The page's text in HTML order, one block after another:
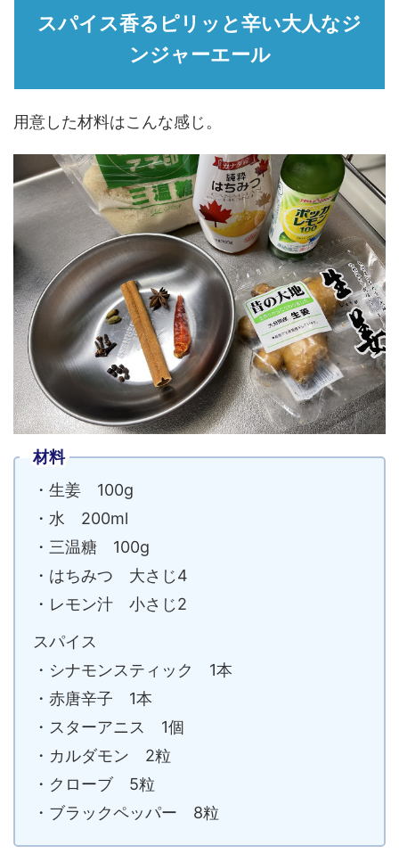
スパイス香るピリッと辛い大人なジ
ンジャーエール
用意した材料はこんな感じ。
材料
・生姜 100g
・水 200ml
・三温糖 100g
・はちみつ 大さじ4
・レモン汁 小さじ2
スパイス
・シナモンスティック 1本
・赤唐辛子 1本
・スターアニス 1個
・カルダモン 2粒
・クローブ 5粒
・ブラックペッパー 8粒